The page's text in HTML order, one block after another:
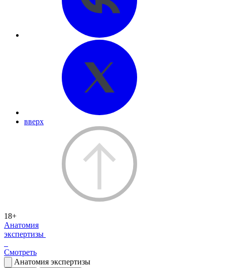
вверх
18+
Анатомия
экспертизы
Смотреть
Анатомия экспертизы